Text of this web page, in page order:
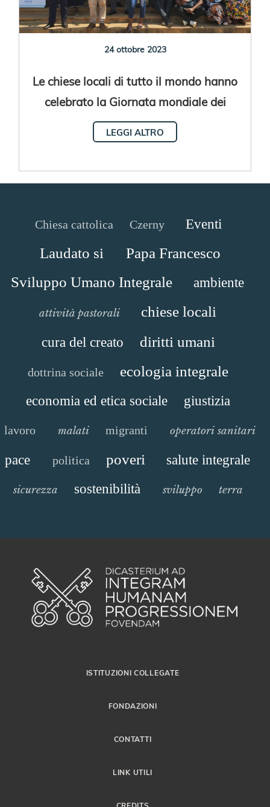
24 ottobre 2023
Le chiese locali di tutto il mondo hanno
celebrato la Giornata mondiale dei
migranti e dei rifugiati 2023
LEGGI ALTRO
Chiesa cattolica Czerny Eventi
Laudato si
Papa Francesco
Sviluppo Umano Integrale
ambiente
attività pastorali chiese locali
cura del creato diritti umani
dottrina sociale ecologia integrale
economia ed etica sociale giustizia
lavoro malati migranti operatori sanitari
pace politica poveri salute integrale
sicurezza sostenibilità sviluppo terra
ISTITUZIONI COLLEGATE
FONDAZIONI
CONTATTI
LINK UTILI